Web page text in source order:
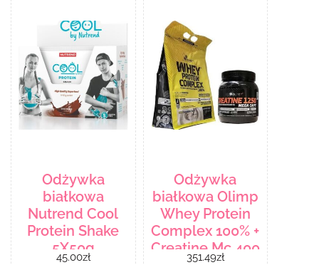
Odżywka
białkowa
Nutrend Cool
Protein Shake
5X50g
45.00zł
Odżywka
białkowa Olimp
Whey Protein
Complex 100% +
Creatine Mc 400
351.49zł